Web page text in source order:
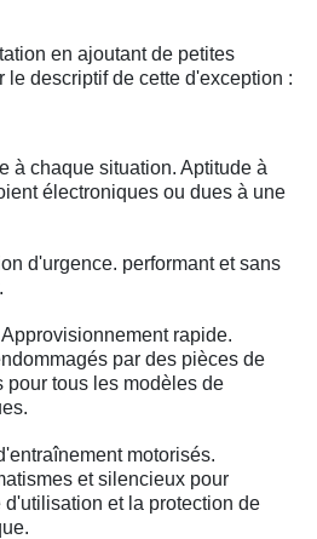
en ajoutant de petites
le descriptif de cette d'exception :
à chaque situation. Aptitude à
électroniques ou dues à une
d'urgence. performant et sans
Approvisionnement rapide.
par des pièces de
pour tous les modèles de
motorisés.
et silencieux pour
et la protection de